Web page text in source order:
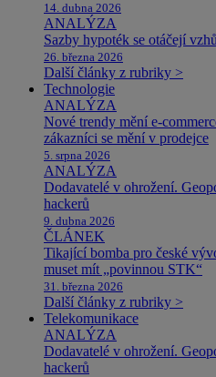
14. dubna 2026
ANALÝZA
Sazby hypoték se otáčejí
26. března 2026
Další články z rubriky >
Technologie
ANALÝZA
Nové trendy mění e-
zákazníci se mění v prodejce
5. srpna 2026
ANALÝZA
Dodavatelé v ohrožení.
hackerů
9. dubna 2026
ČLÁNEK
Tikající bomba pro české
muset mít „povinnou STK“
31. března 2026
Další články z rubriky >
Telekomunikace
ANALÝZA
Dodavatelé v ohrožení.
hackerů